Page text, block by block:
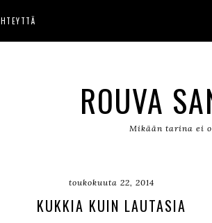
ROUVA
Mikään tarina ei
toukokuuta 22, 2014
KUKKIA KUIN LAUTASIA